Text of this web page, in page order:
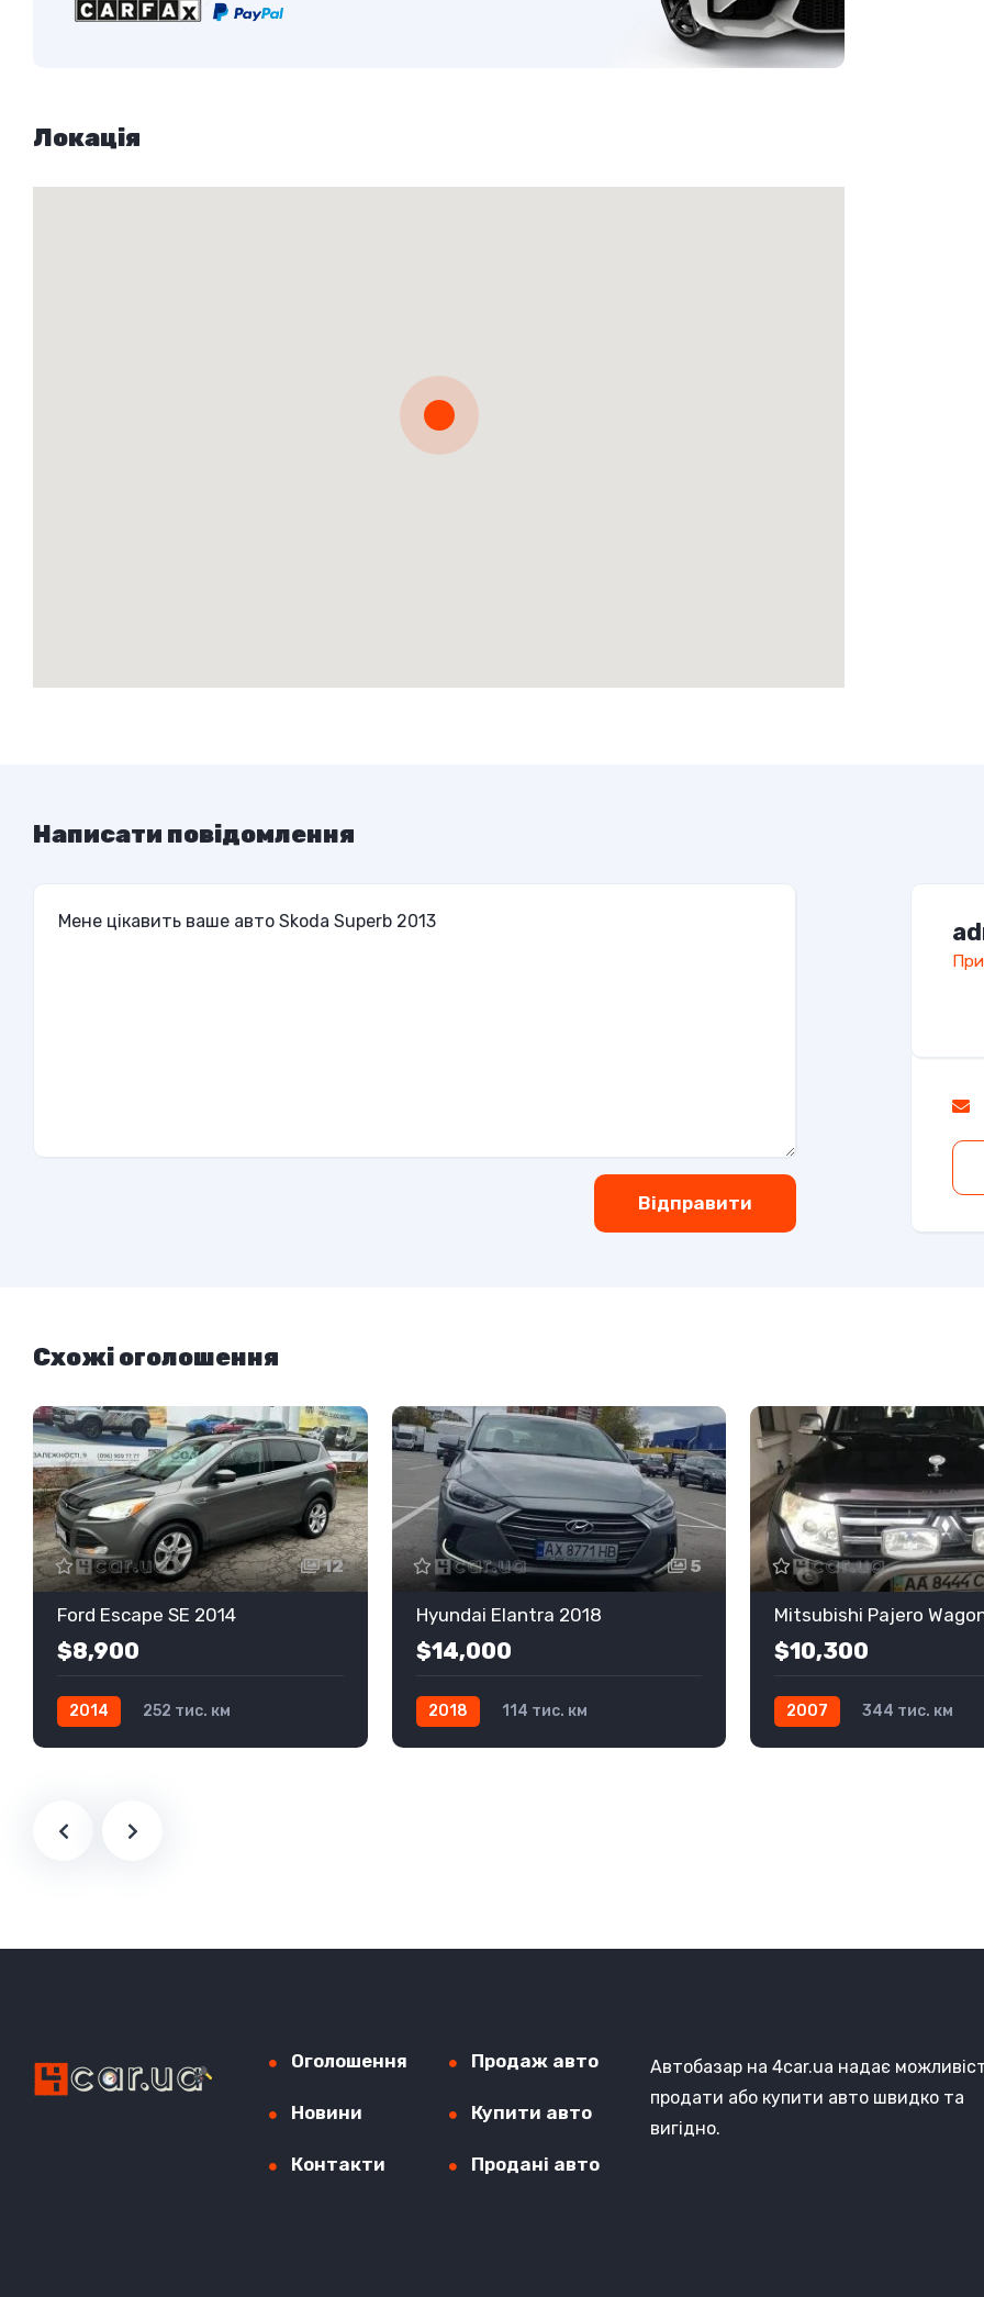
Локація
Написати повідомлення
Відправити
Схожі оголошення
12
Ford Escape SE 2014
$8,900
2014
252 тис. км
5
Hyundai Elantra 2018
$14,000
2018
114 тис. км
Mitsubishi Pajero
$10,300
2007
344 тис. км
Оголошення Продаж авто
Новини Купити авто
Контакти Продані авто
Автобазар на 4car.ua надає
продати або купити авто швидко та
вигідно.